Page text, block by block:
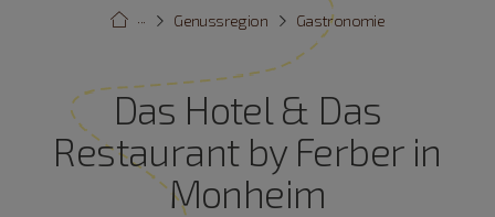
Gastronomie
Genussregion
···
Das Hotel & Das
Restaurant by Ferber in
Monheim